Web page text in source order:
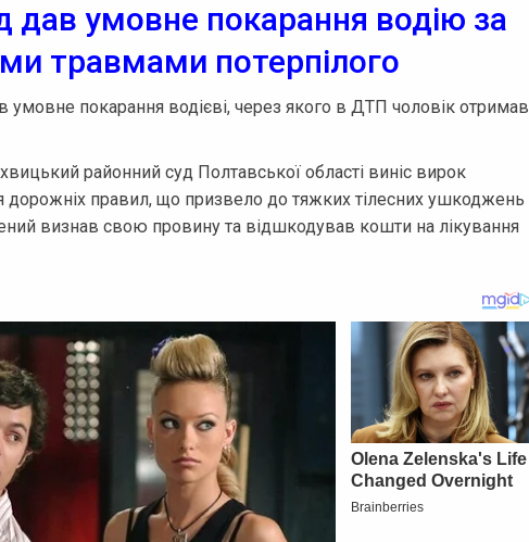
дав умовне покарання водію за
травмами потерпілого
умовне покарання водієві, через якого в ДТП чоловік отримав
районний суд Полтавської області виніс вирок
правил, що призвело до тяжких тілесних ушкоджень
визнав свою провину та відшкодував кошти на лікування